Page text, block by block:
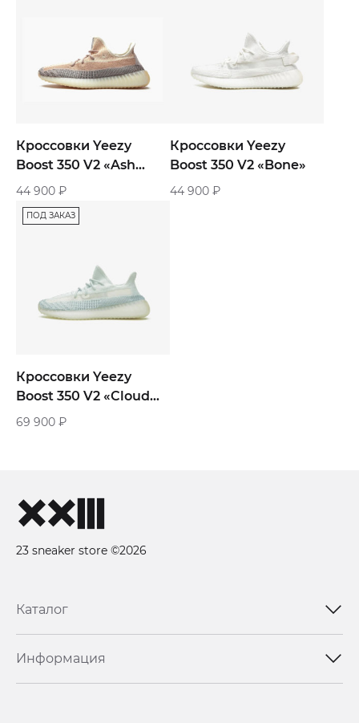
Кроссовки Yeezy
Boost 350 V2 «Ash
Pearl»
44 900 ₽
Кроссовки Yeezy
Boost 350 V2 «Bone»
44 900 ₽
ПОД ЗАКАЗ
Кроссовки Yeezy
Boost 350 V2 «Cloud
White»
69 900 ₽
23 sneaker store ©2026
Каталог
Информация